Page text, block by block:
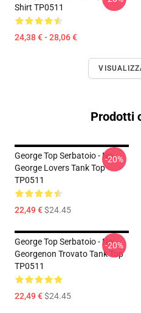
Shirt TP0511
24,38 € - 28,06 €
Prodotti
George Top Serbatoio - No.
George Lovers Tank Top
TP0511
22,49 €$24.45
-20%
George Top Serbatoio - No.
Georgenon Trovato Tank Top
TP0511
22,49 €$24.45
-20%